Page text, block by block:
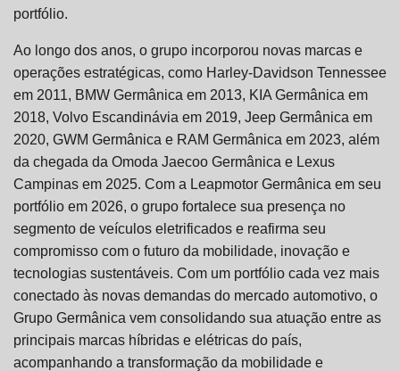
portfólio.
Ao longo dos anos, o grupo incorporou novas marcas e
operações estratégicas, como Harley-Davidson Tennessee
em 2011, BMW Germânica em 2013, KIA Germânica em
2018, Volvo Escandinávia em 2019, Jeep Germânica em
2020, GWM Germânica e RAM Germânica em 2023, além
da chegada da Omoda Jaecoo Germânica e Lexus
Campinas em 2025. Com a Leapmotor Germânica em seu
portfólio em 2026, o grupo fortalece sua presença no
segmento de veículos eletrificados e reafirma seu
compromisso com o futuro da mobilidade, inovação e
tecnologias sustentáveis. Com um portfólio cada vez mais
conectado às novas demandas do mercado automotivo, o
Grupo Germânica vem consolidando sua atuação entre as
principais marcas híbridas e elétricas do país,
acompanhando a transformação da mobilidade e